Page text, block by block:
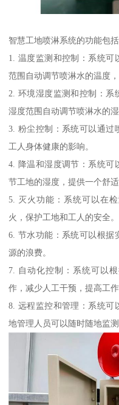
智慧工地喷淋系统的功能包括
1. 温度监测和控制：系统可
范围自动调节喷淋水的温度
2. 环境湿度监测和控制：系
湿度范围自动调节喷淋水的
3. 粉尘控制：系统可以通过
工人身体健康的影响。
4. 降温和湿度调节：系统可
节工地的湿度，提供一个舒适
5. 灭火功能：系统可以在
火，保护工地和工人的安全。
6. 节水功能：系统可以根据
源的浪费。
7. 自动化控制：系统可以
作，减少人工干预，提高工作
8. 远程监控和管理：系统可
地管理人员可以随时随地监